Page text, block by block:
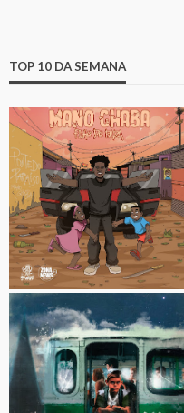
TOP 10 DA SEMANA